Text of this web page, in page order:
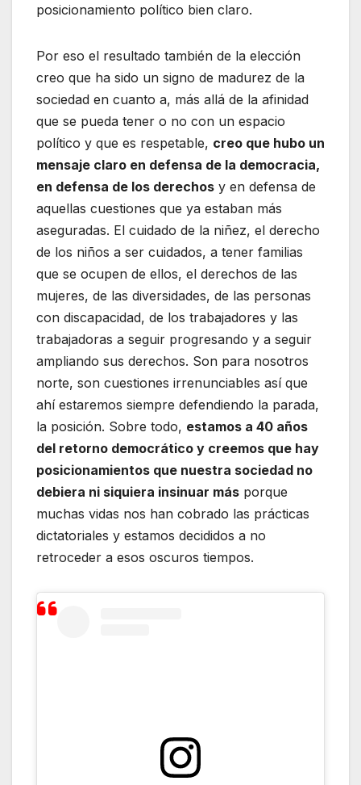
posicionamiento político bien claro.
Por eso el resultado también de la elección
creo que ha sido un signo de madurez de la
sociedad en cuanto a, más allá de la afinidad
que se pueda tener o no con un espacio
político y que es respetable, creo que hubo un
mensaje claro en defensa de la democracia,
en defensa de los derechos y en defensa de
aquellas cuestiones que ya estaban más
aseguradas. El cuidado de la niñez, el derecho
de los niños a ser cuidados, a tener familias
que se ocupen de ellos, el derechos de las
mujeres, de las diversidades, de las personas
con discapacidad, de los trabajadores y las
trabajadoras a seguir progresando y a seguir
ampliando sus derechos. Son para nosotros
norte, son cuestiones irrenunciables así que
ahí estaremos siempre defendiendo la parada,
la posición. Sobre todo, estamos a 40 años
del retorno democrático y creemos que hay
posicionamientos que nuestra sociedad no
debiera ni siquiera insinuar más porque
muchas vidas nos han cobrado las prácticas
dictatoriales y estamos decididos a no
retroceder a esos oscuros tiempos.